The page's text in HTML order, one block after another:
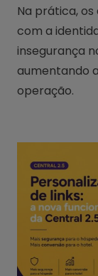
Na prática,
com a
insegurança
aumentando
operação.